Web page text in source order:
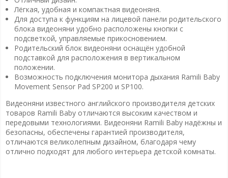
Лёгкая, удобная и компактная видеоняня.
Для доступа к функциям на лицевой панели родительского
блока видеоняни удобно расположены кнопки с
подсветкой, управляемые прикосновением.
Родительский блок видеоняни оснащён удобной
подставкой для расположения в вертикальном
положении.
Возможность подключения монитора дыхания Ramili Baby
Movement Sensor Pad SP200 и SP100.
Видеоняни известного английского производителя детских
товаров Ramili Baby отличаются высоким качеством и
передовыми технологиями. Видеоняни Ramili Baby надёжны и
безопасны, обеспечены гарантией производителя,
отличаются великолепным дизайном, благодаря чему
отлично подходят для любого интерьера детской комнаты.